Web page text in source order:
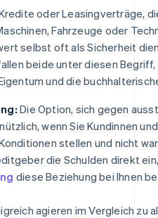
oder Leasingverträge,
Fahrzeuge oder
selbst oft als Sicherheit
beide unter diesen
und die
Die Option, sich gegen
wenn Sie Kundinnen
stellen und nicht
die Schulden direkt
diese Beziehung bei Ihnen
agieren im Vergleich zu